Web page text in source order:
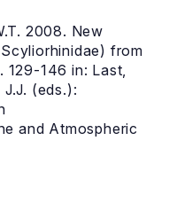
2008. New
from
129-146 in: Last,
J.J. (eds.):
and Atmospheric